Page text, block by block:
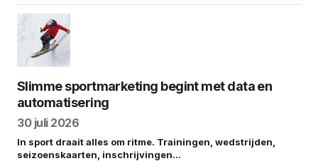
Slimme sportmarketing begint met data en
automatisering
30 juli 2026
In sport draait alles om ritme. Trainingen, wedstrijden,
seizoenskaarten, inschrijvingen…